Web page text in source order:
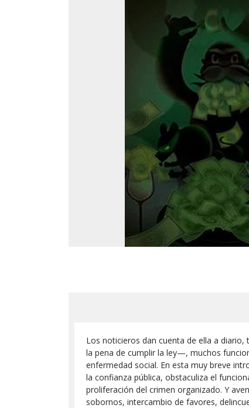
Los noticieros dan cuenta de ella a
la pena de cumplir la ley—, muchos
enfermedad social. En esta muy breve
la confianza pública, obstaculiza el
proliferación del crimen organizado. Y
sobornos, intercambio de favores,